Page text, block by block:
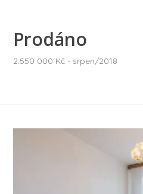
Prodáno
2.550 000 Kč - srpen/2018